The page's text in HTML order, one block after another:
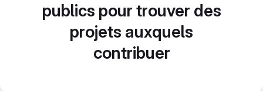
publics pour trouver des
projets auxquels
contribuer